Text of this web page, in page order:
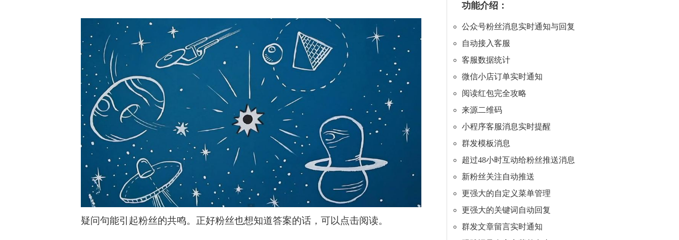
功能介绍：
公众号粉丝消息实时通知与回复
自动接入客服
客服数据统计
微信小店订单实时通知
阅读红包完全攻略
来源二维码
小程序客服消息实时提醒
群发模板消息
超过48小时互动给粉丝推送消息
新粉丝关注自动推送
更强大的自定义菜单管理
更强大的关键词自动回复
群发文章留言实时通知
疑问句能引起粉丝的共鸣。正好粉丝也想知道答案的话，可以点击阅读。